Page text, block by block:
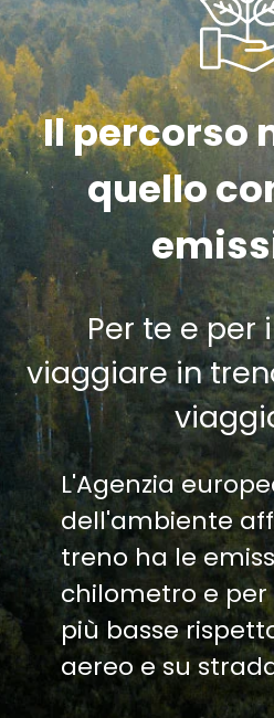
Il percorso
quello
Per te e per
viaggiare in
L'Agenzia
dell'ambiente
treno ha le
chilometro e
più basse
aereo e su